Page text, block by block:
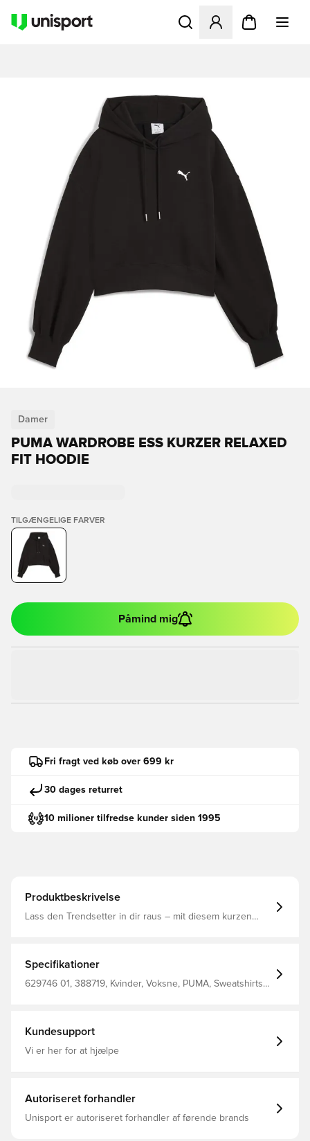
Åbner en Modal til at
Damer
PUMA WARDROBE ESS KURZER RELAXED
FIT HOODIE
TILGÆNGELIGE FARVER
Påmind mig
Fri fragt ved køb over 699 kr
30 dages returret
10 milioner tilfredse kunder siden 1995
Produktbeskrivelse
Lass den Trendsetter in dir raus – mit diesem kurzen
gerippter Bund verpassen dir einen Hauch von
Raffinesse. So fällst du mühelos auf. Relaxed Fit French
Terry Cropped-Schnitt Design mit Kapuze Lange Ärmel
Specifikationer
629746 01, 388719, Kvinder, Voksne, PUMA, Sweatshirts,
Kundesupport
Vi er her for at hjælpe
Autoriseret forhandler
Unisport er autoriseret forhandler af førende brands